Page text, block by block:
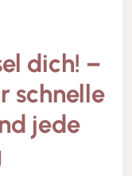
dich! –
schnelle
jede